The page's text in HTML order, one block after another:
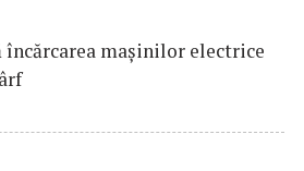
încărcarea maşinilor electrice